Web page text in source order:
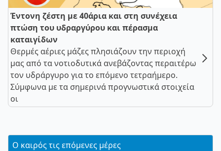
Έντονη ζέστη με 40άρια και στη συνέχεια
πτώση του υδραργύρου και πέρασμα
καταιγίδων
Θερμές αέριες μάζες πλησιάζουν την περιοχή
μας από τα νοτιοδυτικά ανεβάζοντας περαιτέρω
τον υδράργυρο για το επόμενο τετραήμερο.
Σύμφωνα με τα σημερινά προγνωστικά στοιχεία
οι
Ο καιρός τις επόμενες μέρες